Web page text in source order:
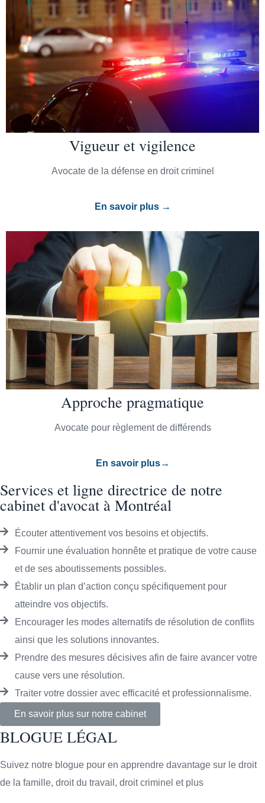
Vigueur et vigilence
Avocate de la défense en droit criminel
En savoir plus →
Approche pragmatique
Avocate pour règlement de différends
En savoir plus→
Services et ligne directrice de notre
cabinet d'avocat à Montréal
Écouter attentivement vos besoins et objectifs.
Fournir une évaluation honnête et pratique de votre cause
et de ses aboutissements possibles.
Établir un plan d’action conçu spécifiquement pour
atteindre vos objectifs.
Encourager les modes alternatifs de résolution de conflits
ainsi que les solutions innovantes.
Prendre des mesures décisives afin de faire avancer votre
cause vers une résolution.
Traiter votre dossier avec efficacité et professionnalisme.
En savoir plus sur notre cabinet
BLOGUE LÉGAL
Suivez notre blogue pour en apprendre davantage sur le droit
de la famille, droit du travail, droit criminel et plus